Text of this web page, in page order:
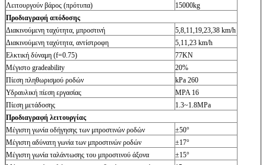
Λειτουργούν βάρος (πρότυπα)
15000kg
Προδιαγραφή απόδοσης
Διακινούμενη ταχύτητα, μπροστινή
5,8,11,19,23,38 km/h
Διακινούμενη ταχύτητα, αντίστροφη
5,11,23 km/h
Ελκτική δύναμη (f=0.75)
77KN
Μέγιστο gradeability
20%
Πίεση πληθωρισμού ροδών
kPa 260
Υδραυλική πίεση εργασίας
MPA 16
Πίεση μετάδοσης
1.3~1.8MPa
Προδιαγραφή λειτουργίας
Μέγιστη γωνία οδήγησης των μπροστινών ροδών
±50°
Μέγιστη αδύνατη γωνία των μπροστινών ροδών
±17°
Μέγιστη γωνία ταλάντωσης του μπροστινού άξονα
±15°